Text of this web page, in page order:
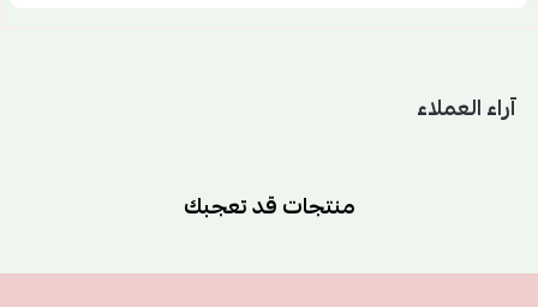
آراء العملاء
منتجات قد تعجبك